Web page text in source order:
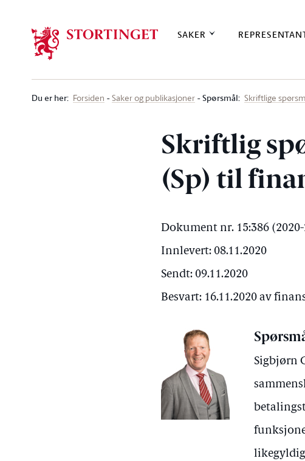
SAKER
Du er her: Forsiden Saker og publikasjoner Spørsmål: Skriftlige
Skriftlig
(Sp) til
Dokument nr. 15:386
Innlevert: 08.11.2020
Sendt: 09.11.2020
Besvart: 16.11.2020 av
Sigbjørn
likegyldig